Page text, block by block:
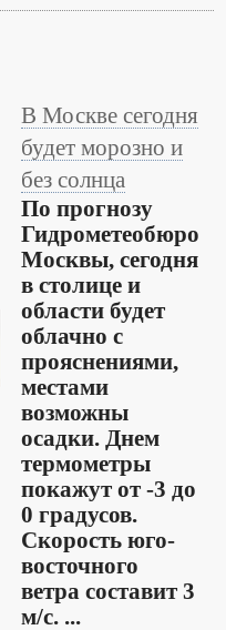
В Москве сегодня
будет морозно и
без солнца
По прогнозу
Гидрометеобюро
Москвы, сегодня
в столице и
области будет
облачно с
прояснениями,
местами
возможны
осадки. Днем
термометры
покажут от -3 до
0 градусов.
Скорость юго-
восточного
ветра составит 3
м/с. ...